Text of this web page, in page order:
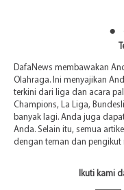
DafaNews membawakan
Olahraga. Ini menyajikan
terkini dari liga dan acara
Champions, La Liga,
banyak lagi. Anda juga
Anda. Selain itu, semua
dengan teman dan pengikut
Ikuti kami